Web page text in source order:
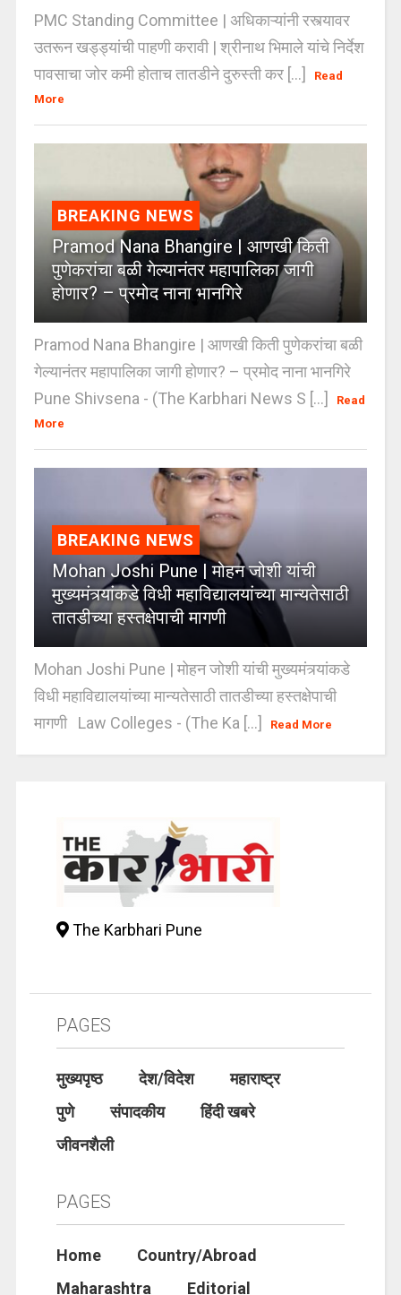
PMC Standing Committee | अधिकाऱ्यांनी रस्त्यावर
उतरून खड्ड्यांची पाहणी करावी | श्रीनाथ भिमाले यांचे निर्देश
पावसाचा जोर कमी होताच तातडीने दुरुस्ती कर [...]
Read
More
BREAKING NEWS
Pramod Nana Bhangire | आणखी किती
पुणेकरांचा बळी गेल्यानंतर महापालिका जागी
होणार? – प्रमोद नाना भानगिरे
Pramod Nana Bhangire | आणखी किती पुणेकरांचा बळी
गेल्यानंतर महापालिका जागी होणार? – प्रमोद नाना भानगिरे
Pune Shivsena - (The Karbhari News S [...]
Read
More
BREAKING NEWS
Mohan Joshi Pune | मोहन जोशी यांची
मुख्यमंत्र्यांकडे विधी महाविद्यालयांच्या मान्यतेसाठी
तातडीच्या हस्तक्षेपाची मागणी
Mohan Joshi Pune | मोहन जोशी यांची मुख्यमंत्र्यांकडे
विधी महाविद्यालयांच्या मान्यतेसाठी तातडीच्या हस्तक्षेपाची
मागणी Law Colleges - (The Ka [...]
Read More
The Karbhari Pune
PAGES
मुख्यपृष्ठ देश/विदेश
महाराष्ट्र
पुणे
संपादकीय
हिंदी खबरे
जीवनशैली
PAGES
Home
Country/Abroad
Maharashtra
Editorial